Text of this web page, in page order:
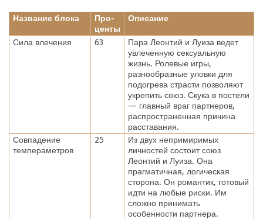
Название блока
Про-
центы
Описание
Сила влечения 63
Пара Леонтий и Луиза ведет
увлеченную сексуальную
жизнь. Ролевые игры,
разнообразные уловки для
подогрева страсти позволяют
укрепить союз. Скука в постели
— главный враг партнеров,
распространенная причина
расставания.
Совпадение
темпераметров
25
Из двух непримиримых
личностей состоит союз
Леонтий и Луиза. Она
прагматичная, логическая
сторона. Он романтик, готовый
идти на любые риски. Им
сложно принимать
особенности партнера.